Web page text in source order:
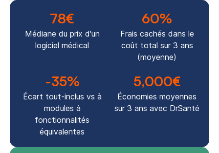
Médiane du prix d'un
logiciel médical
78€
Frais cachés dans le
coût total sur 3 ans
(moyenne)
60%
Écart tout-inclus vs à
modules à
fonctionnalités
équivalentes
-35%
Économies moyennes
sur 3 ans avec DrSanté
5,000€